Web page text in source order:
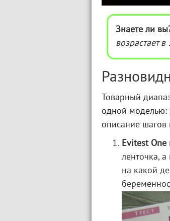
Знаете ли
возрастает
Товарный
одной моделью:
описание шагов
Evitest One
ленточка, а
на какой